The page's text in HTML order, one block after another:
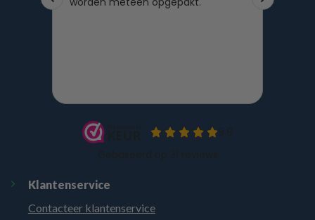
Klantenservice
Contacteer klantenservice